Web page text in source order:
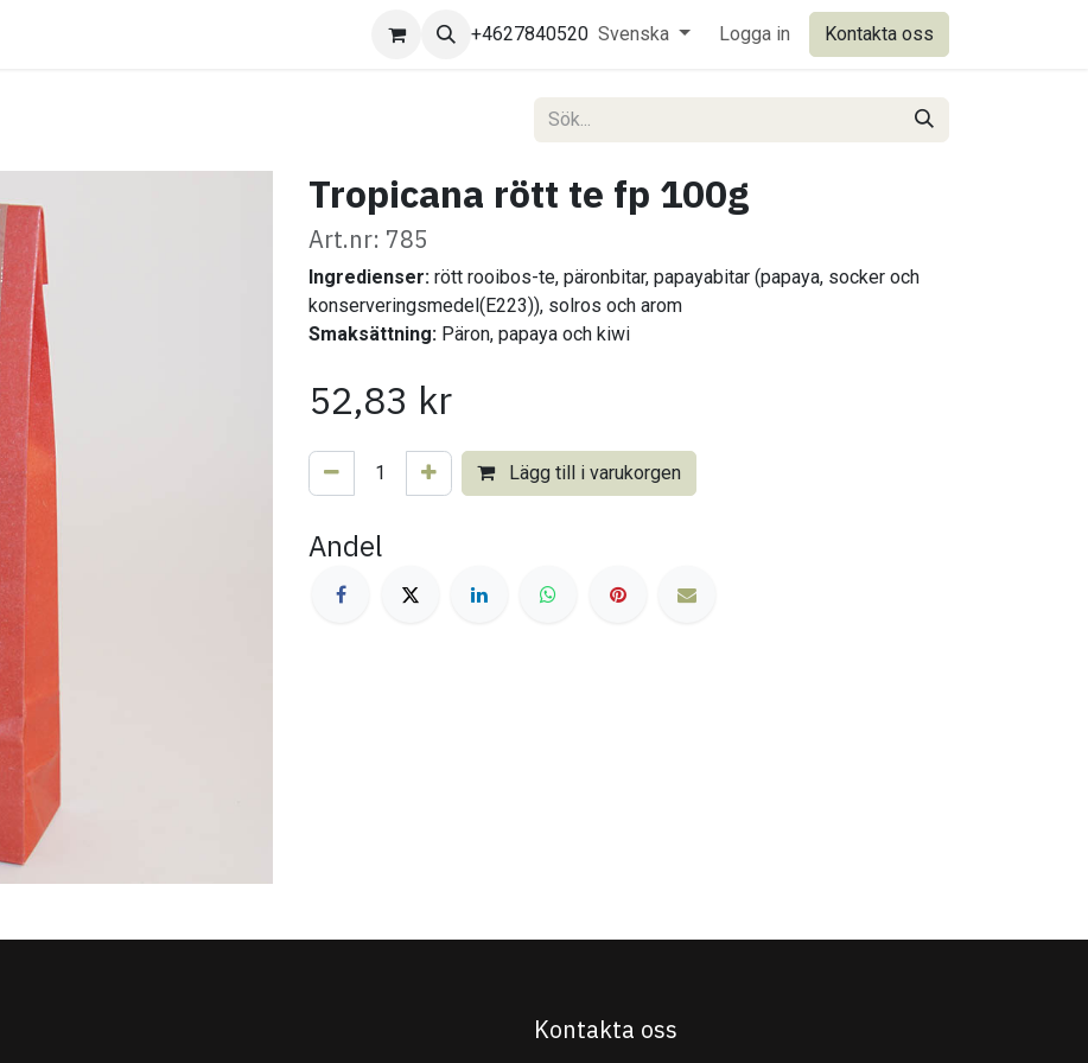
+4627840520 Svenska Logga in Kontakta oss
Tropicana rött te fp 100g
Art.nr: 785
Ingredienser: rött rooibos-te, päronbitar, papayabitar (papaya, socker och
konserveringsmedel(E223)), solros och arom
Smaksättning: Päron, papaya och kiwi
52,83 kr
Lägg till i varukorgen
Andel
Kontakta oss